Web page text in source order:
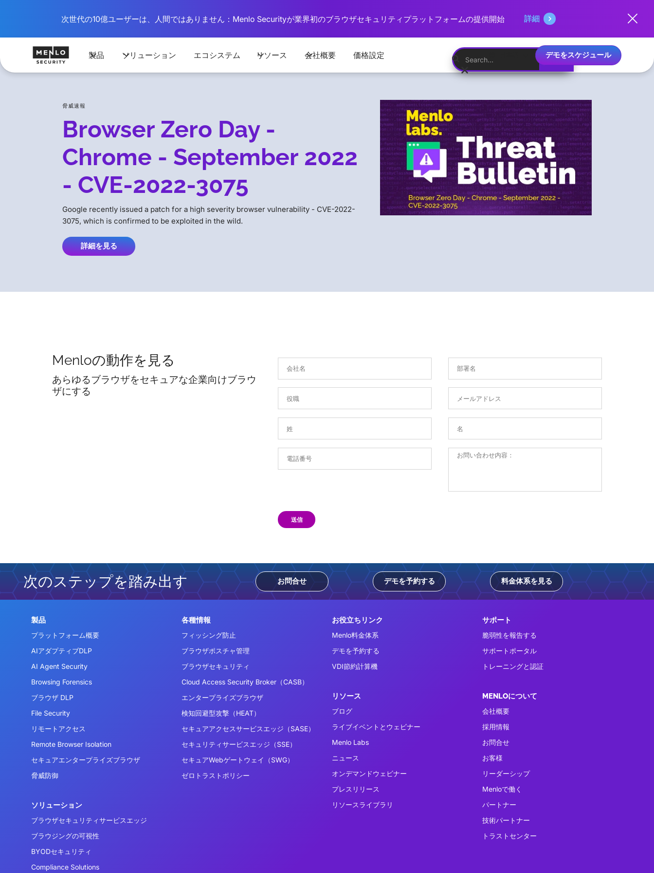
次世代の10億ユーザーは、人間ではありません：Menlo Securityが業界初のブラウザセキュリティプラットフォームの提供開始 詳細
製品 ソリューション エコシステム リソース 会社概要 価格設定 デモをスケジュール
脅威速報
Browser Zero Day -
Chrome - September 2022
- CVE-2022-3075
Google recently issued a patch for a high severity browser vulnerability - CVE-2022-
3075, which is confirmed to be exploited in the wild.
詳細を見る
Menloの動作を見る
あらゆるブラウザをセキュアな企業向けブラウ
ザにする
送信
次のステップを踏み出す お問合せ デモを予約する 料金体系を見る
製品
プラットフォーム概要
AIアダプティブDLP
AI Agent Security
Browsing Forensics
ブラウザ DLP
File Security
リモートアクセス
Remote Browser Isolation
セキュアエンタープライズブラウザ
脅威防御
ソリューション
ブラウザセキュリティサービスエッジ
ブラウジングの可視性
BYODセキュリティ
Compliance Solutions
各種情報
フィッシング防止
ブラウザポスチャ管理
ブラウザセキュリティ
Cloud Access Security Broker（CASB）
エンタープライズブラウザ
検知回避型攻撃（HEAT）
セキュアアクセスサービスエッジ（SASE）
セキュリティサービスエッジ（SSE）
セキュアWebゲートウェイ（SWG）
ゼロトラストポリシー
お役立ちリンク
Menlo料金体系
デモを予約する
VDI節約計算機
リソース
ブログ
ライブイベントとウェビナー
Menlo Labs
ニュース
オンデマンドウェビナー
プレスリリース
リソースライブラリ
サポート
脆弱性を報告する
サポートポータル
トレーニングと認証
MENLOについて
会社概要
採用情報
お問合せ
お客様
リーダーシップ
Menloで働く
パートナー
技術パートナー
トラストセンター